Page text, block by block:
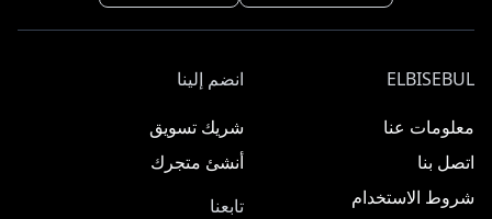
ELBISEBUL
معلومات عنا
اتصل بنا
شروط الاستخدام
انضم إلينا
شريك تسويق
أنشئ متجرك
تابعنا